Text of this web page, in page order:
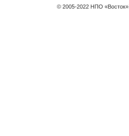
© 2005-2022 НПО «Восток».